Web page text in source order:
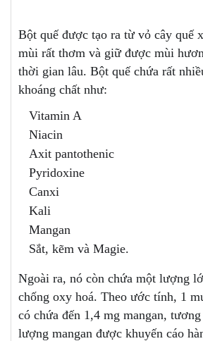
Bột quế được tạo ra từ vỏ cây quế
mùi rất thơm và giữ được mùi
thời gian lâu. Bột quế chứa rất
khoáng chất như:
Vitamin A
Niacin
Axit pantothenic
Pyridoxine
Canxi
Kali
Mangan
Sắt, kẽm và Magie.
Ngoài ra, nó còn chứa một lượng
chống oxy hoá. Theo ước tính, 1
có chứa đến 1,4 mg mangan,
lượng mangan được khuyến cáo